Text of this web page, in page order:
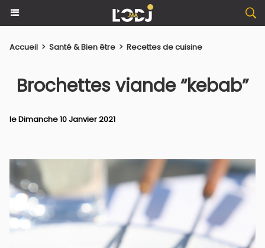
Accueil > Santé & Bien être > Recettes de cuisine
Brochettes viande “kebab”
le Dimanche 10 Janvier 2021